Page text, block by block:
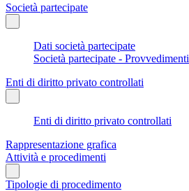
Società partecipate
Dati società partecipate
Società partecipate - Provvedimenti
Enti di diritto privato controllati
Enti di diritto privato controllati
Rappresentazione grafica
Attività e procedimenti
Tipologie di procedimento